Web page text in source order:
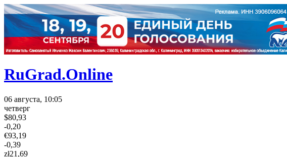
RuGrad.Online
06 августа, 10:05
четверг
$80,93
-0,20
€93,19
-0,39
zł21,69